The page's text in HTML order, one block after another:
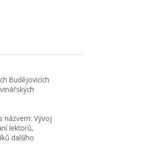
Budějovicích
názvem: Vývoj
lektorů,
dalšího